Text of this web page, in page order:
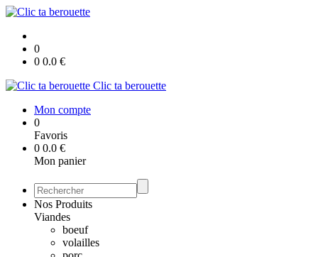
0
0 0.0 €
Clic ta berouette
Mon compte
0
Favoris
0 0.0 €
Mon panier
Nos Produits
Viandes
boeuf
volailles